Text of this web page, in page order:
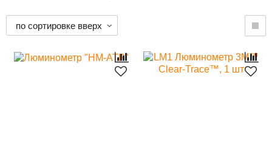
по сортировке вверх